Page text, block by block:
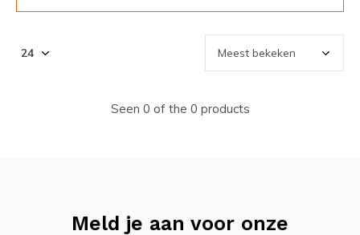
Seen 0 of the 0 products
Meld je aan voor onze